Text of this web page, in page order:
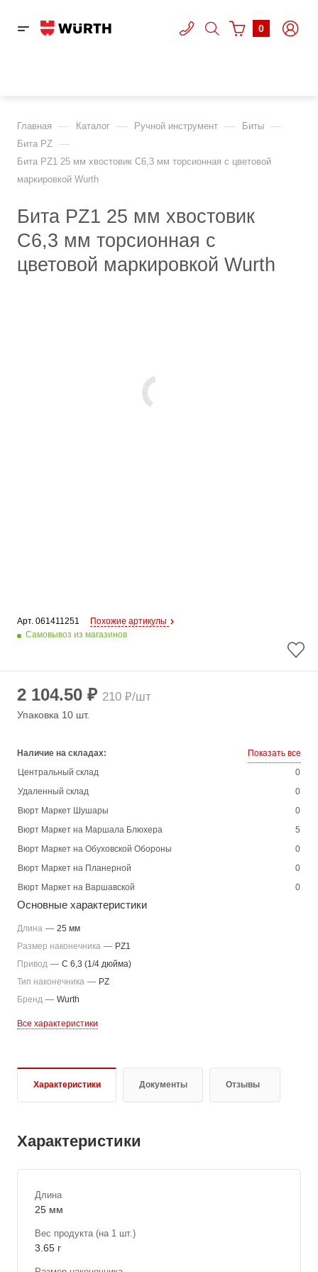
0
Главная — Каталог — Ручной инструмент — Биты —
Бита PZ —
Бита PZ1 25 мм хвостовик С6,3 мм торсионная с цветовой
маркировкой Wurth
Бита PZ1 25 мм хвостовик
С6,3 мм торсионная с
цветовой маркировкой Wurth
Арт. 061411251
Похожие артикулы
Самовывоз из магазинов
2 104.50 ₽ 210 ₽/шт
Упаковка 10 шт.
Наличие на складах:
Показать все
Центральный склад
0
Удаленный склад
0
Вюрт Маркет Шушары
0
Вюрт Маркет на Маршала Блюхера
5
Вюрт Маркет на Обуховской Обороны
0
Вюрт Маркет на Планерной
0
Вюрт Маркет на Варшавской
0
Основные характеристики
Длина — 25 мм
Размер наконечника — PZ1
Привод — C 6,3 (1/4 дюйма)
Тип наконечника — PZ
Бренд — Wurth
Все характеристики
Характеристики Документы Отзывы
Характеристики
Длина
25 мм
Вес продукта (на 1 шт.)
3.65 г